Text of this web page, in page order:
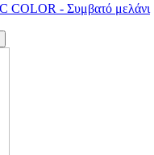
- Συμβατό μελάνι